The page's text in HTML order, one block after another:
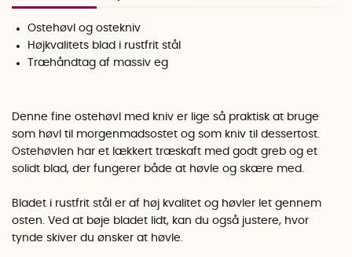
Ostehøvl og ostekniv
Højkvalitets blad i rustfrit stål
Træhåndtag af massiv eg
Denne fine ostehøvl med kniv er lige så praktisk at bruge
som høvl til morgenmadsostet og som kniv til dessertost.
Ostehøvlen har et lækkert træskaft med godt greb og et
solidt blad, der fungerer både at høvle og skære med.
Bladet i rustfrit stål er af høj kvalitet og høvler let gennem
osten. Ved at bøje bladet lidt, kan du også justere, hvor
tynde skiver du ønsker at høvle.